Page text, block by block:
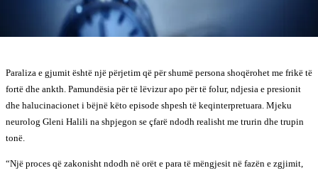
Paraliza e gjumit është një përjetim që për shumë persona shoqërohet me frikë të
fortë dhe ankth. Pamundësia për të lëvizur apo për të folur, ndjesia e presionit
dhe halucinacionet i bëjnë këto episode shpesh të keqinterpretuara. Mjeku
neurolog Gleni Halili na shpjegon se çfarë ndodh realisht me trurin dhe trupin
tonë.
“Një proces që zakonisht ndodh në orët e para të mëngjesit në fazën e zgjimit,